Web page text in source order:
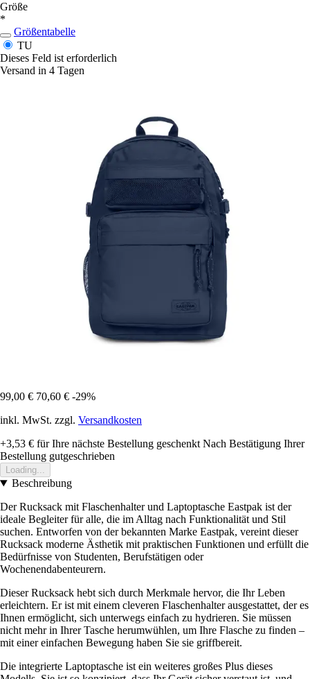
Größe
*
Größentabelle
TU
Dieses Feld ist erforderlich
Versand in 4 Tagen
99,00 € 70,60 € -29%
inkl. MwSt. zzgl. Versandkosten
+3,53 € für Ihre nächste Bestellung geschenkt Nach Bestätigung Ihrer
Bestellung gutgeschrieben
Loading...
Beschreibung
Der Rucksack mit Flaschenhalter und Laptoptasche Eastpak ist der
ideale Begleiter für alle, die im Alltag nach Funktionalität und Stil
suchen. Entworfen von der bekannten Marke Eastpak, vereint dieser
Rucksack moderne Ästhetik mit praktischen Funktionen und erfüllt die
Bedürfnisse von Studenten, Berufstätigen oder
Wochenendabenteurern.
Dieser Rucksack hebt sich durch Merkmale hervor, die Ihr Leben
erleichtern. Er ist mit einem cleveren Flaschenhalter ausgestattet, der es
Ihnen ermöglicht, sich unterwegs einfach zu hydrieren. Sie müssen
nicht mehr in Ihrer Tasche herumwühlen, um Ihre Flasche zu finden –
mit einer einfachen Bewegung haben Sie sie griffbereit.
Die integrierte Laptoptasche ist ein weiteres großes Plus dieses